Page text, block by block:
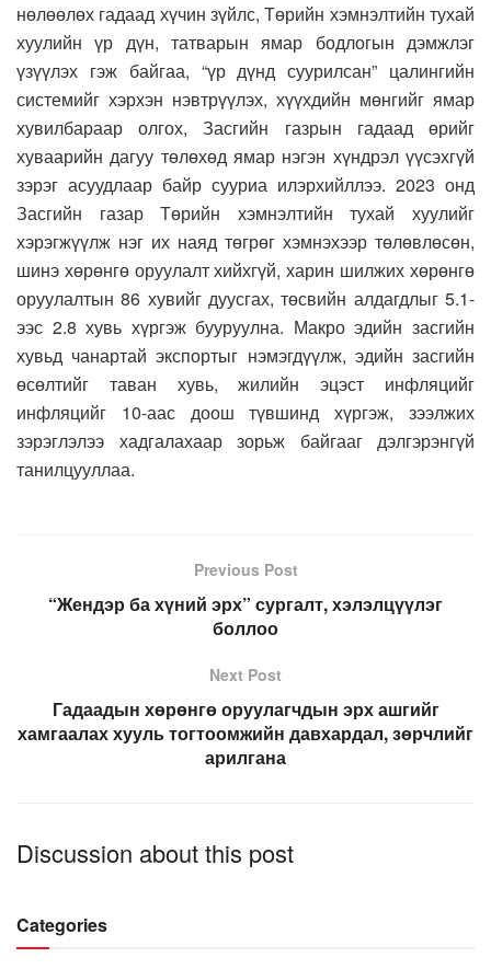
нөлөөлөх гадаад хүчин зүйлс, Төрийн хэмнэлтийн тухай
хуулийн үр дүн, татварын ямар бодлогын дэмжлэг
үзүүлэх гэж байгаа, “үр дүнд суурилсан” цалингийн
системийг хэрхэн нэвтрүүлэх, хүүхдийн мөнгийг ямар
хувилбараар олгох, Засгийн газрын гадаад өрийг
хуваарийн дагуу төлөхөд ямар нэгэн хүндрэл үүсэхгүй
зэрэг асуудлаар байр сууриа илэрхийллээ. 2023 онд
Засгийн газар Төрийн хэмнэлтийн тухай хуулийг
хэрэгжүүлж нэг их наяд төгрөг хэмнэхээр төлөвлөсөн,
шинэ хөрөнгө оруулалт хийхгүй, харин шилжих хөрөнгө
оруулалтын 86 хувийг дуусгах, төсвийн алдагдлыг 5.1-
ээс 2.8 хувь хүргэж бууруулна. Макро эдийн засгийн
хувьд чанартай экспортыг нэмэгдүүлж, эдийн засгийн
өсөлтийг таван хувь, жилийн эцэст инфляцийг
инфляцийг 10-аас доош түвшинд хүргэж, зээлжих
зэрэглэлээ хадгалахаар зорьж байгааг дэлгэрэнгүй
танилцууллаа.
Previous Post
“Жендэр ба хүний эрх” сургалт, хэлэлцүүлэг
боллоо
Next Post
Гадаадын хөрөнгө оруулагчдын эрх ашгийг
хамгаалах хууль тогтоомжийн давхардал, зөрчлийг
арилгана
Discussion about this post
Categories